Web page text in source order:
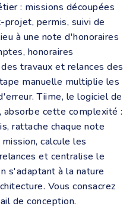
: missions découpées
projet, permis, suivi de
à une note d'honoraires
honoraires
travaux et relances des
manuelle multiplie les
Tiime, le logiciel de
cette complexité :
rattache chaque note
calcule les
et centralise le
s'adaptant à la nature
Vous consacrez
de conception.